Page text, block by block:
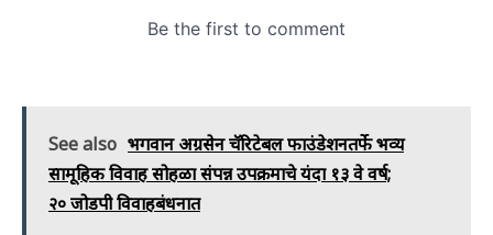
See also भगवान अग्रसेन चॅरिटेबल फाउंडेशनतर्फे भव्य
सामूहिक विवाह सोहळा संपन्न उपक्रमाचे यंदा १३ वे वर्ष;
२० जोडपी विवाहबंधनात